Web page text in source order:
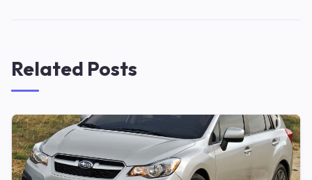
Related Posts